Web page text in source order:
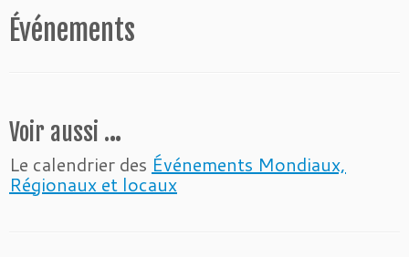
Événements
Voir aussi ...
Le calendrier des Événements Mondiaux,
Régionaux et locaux